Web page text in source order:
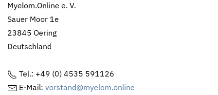
Myelom.Online e. V.
Sauer Moor 1e
23845 Oering
Deutschland
Tel.: +49 (0) 4535 591126
E-Mail: vorstand@myelom.online